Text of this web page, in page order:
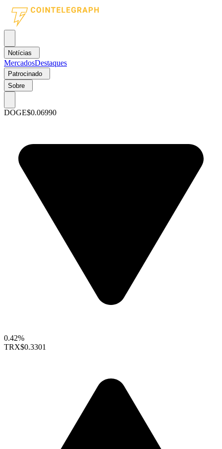
Notícias
MercadosDestaques
Patrocinado
Sobre
DOGE$0.06990
0.42%
TRX$0.3301